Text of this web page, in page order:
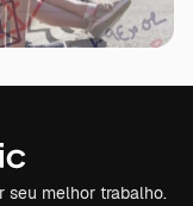
seu melhor trabalho.